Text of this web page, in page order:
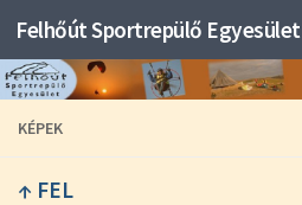
Felhőút Sportrepülő Egyesület
KÉPEK
↑ FEL